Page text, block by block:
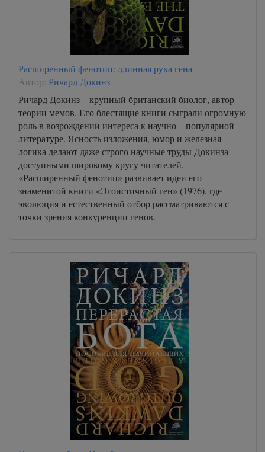
Расширенный фенотип: длинная рука гена
Автор: Ричард Докинз
Ричард Докинз – крупный британский биолог, автор
теории мемов. Его блестящие книги сыграли огромную
роль в возрождении интереса к научно – популярной
литературе. Ясность изложения, юмор и железная
логика делают даже строго научные труды Докинза
доступными широкому кругу читателей.
«Расширенный фенотип» развивает идеи его
знаменитой книги «Эгоистичный ген» (1976), где
эволюция и естественный отбор рассматриваются с
точки зрения конкуренции генов.